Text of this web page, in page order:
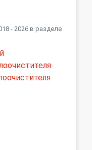
- 2026 в разделе